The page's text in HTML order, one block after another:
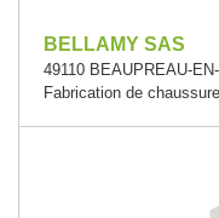
BELLAMY SAS
49110 BEAUPREAU-
Fabrication de